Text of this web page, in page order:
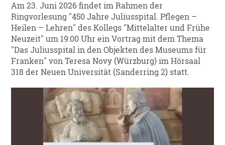
Am 23. Juni 2026 findet im Rahmen der
Ringvorlesung "450 Jahre Juliusspital. Pflegen –
Heilen – Lehren" des Kollegs "Mittelalter und Frühe
Neuzeit" um 19:00 Uhr ein Vortrag mit dem Thema
"Das Juliusspital in den Objekten des Museums für
Franken" von Teresa Novy (Würzburg) im Hörsaal
318 der Neuen Universität (Sanderring 2) statt.